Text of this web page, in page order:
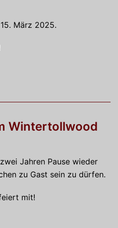
März 2025.
Wintertollwood
Jahren Pause wieder
zu Gast sein zu dürfen.
mit!